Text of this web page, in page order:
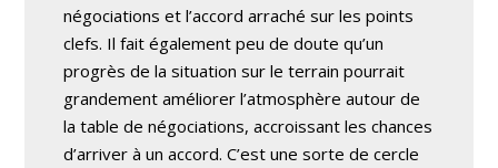
négociations et l’accord arraché sur les points
clefs. Il fait également peu de doute qu’un
progrès de la situation sur le terrain pourrait
grandement améliorer l’atmosphère autour de
la table de négociations, accroissant les chances
d’arriver à un accord. C’est une sorte de cercle